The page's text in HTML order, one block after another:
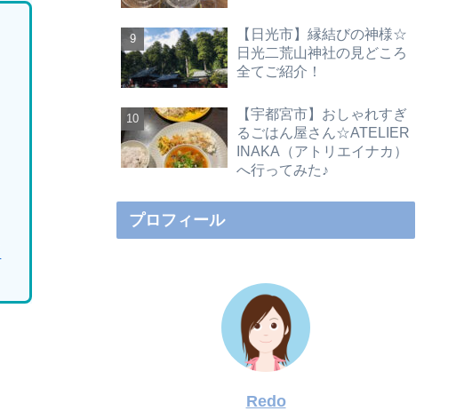
【日光市】縁結びの神様☆
日光二荒山神社の見どころ
全てご紹介！
【宇都宮市】おしゃれすぎ
るごはん屋さん☆ATELIER
INAKA（アトリエイナカ）
へ行ってみた♪
プロフィール
Redo